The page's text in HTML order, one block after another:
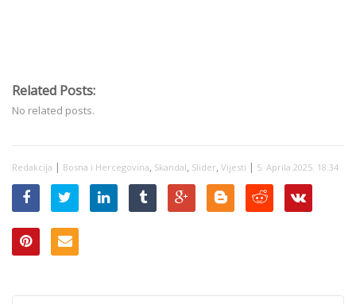
Related Posts:
No related posts.
Redakcija | Bosna i Hercegovina, Skandal, Slider, Vijesti | 5. Aprila 2025. 18:34